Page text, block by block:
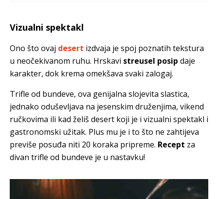
Vizualni spektakl
Ono što ovaj desert izdvaja je spoj poznatih tekstura
u neočekivanom ruhu. Hrskavi streusel posip daje
karakter, dok krema omekšava svaki zalogaj.
Trifle od bundeve, ova genijalna slojevita slastica,
jednako oduševljava na jesenskim druženjima, vikend
ručkovima ili kad želiš desert koji je i vizualni spektakl i
gastronomski užitak. Plus mu je i to što ne zahtijeva
previše posuđa niti 20 koraka pripreme. Recept za
divan trifle od bundeve je u nastavku!